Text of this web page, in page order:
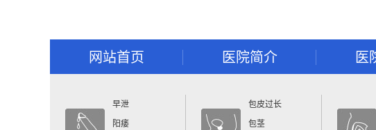
网站首页 医院简介 医
早泄
阳痿
包皮过长
包茎